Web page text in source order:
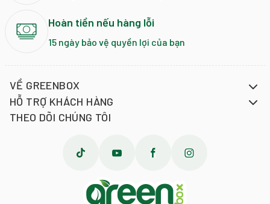
Hoàn tiền nếu hàng lỗi
15 ngày bảo vệ quyền lợi của bạn
VỀ GREENBOX
HỖ TRỢ KHÁCH HÀNG
THEO DÕI CHÚNG TÔI